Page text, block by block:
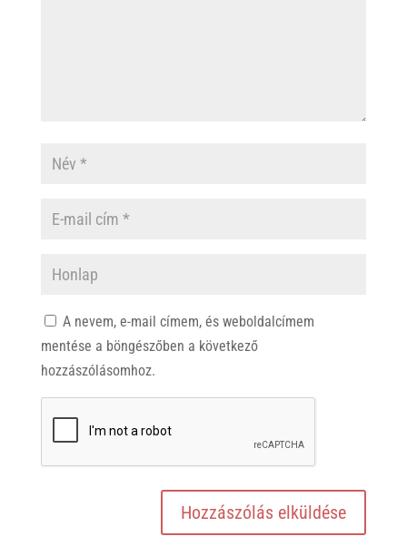
A nevem, e-mail címem, és weboldalcímem
mentése a böngészőben a következő
hozzászólásomhoz.